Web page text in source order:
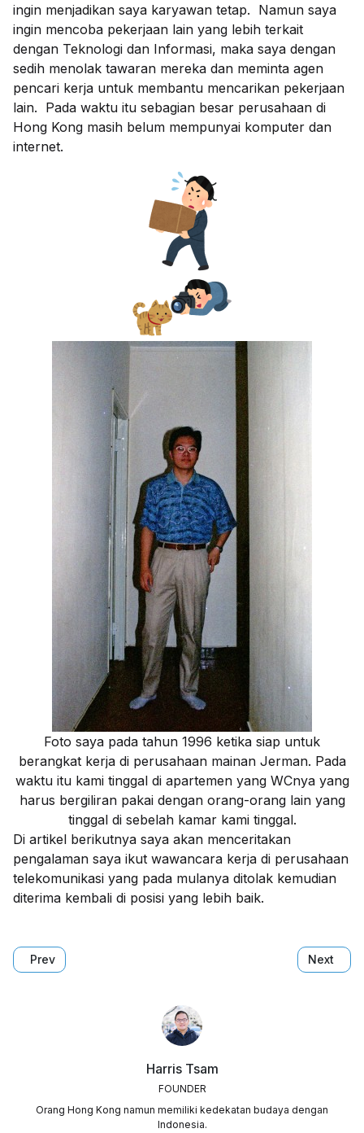
Harris Tsam
FOUNDER
Orang Hong Kong namun memiliki kedekatan budaya dengan
Indonesia.
ingin menjadikan saya karyawan tetap. Namun saya
ingin mencoba pekerjaan lain yang lebih terkait
dengan Teknologi dan Informasi, maka saya dengan
sedih menolak tawaran mereka dan meminta agen
pencari kerja untuk membantu mencarikan pekerjaan
lain. Pada waktu itu sebagian besar perusahaan di
Hong Kong masih belum mempunyai komputer dan
internet.
Foto saya pada tahun 1996 ketika siap untuk
berangkat kerja di perusahaan mainan Jerman. Pada
waktu itu kami tinggal di apartemen yang WCnya yang
harus bergiliran pakai dengan orang-orang lain yang
tinggal di sebelah kamar kami tinggal.
Di artikel berikutnya saya akan menceritakan
pengalaman saya ikut wawancara kerja di perusahaan
telekomunikasi yang pada mulanya ditolak kemudian
diterima kembali di posisi yang lebih baik.
Previous article: Tentang Penulis: #31 Beli Kamera
Prev Next
Next